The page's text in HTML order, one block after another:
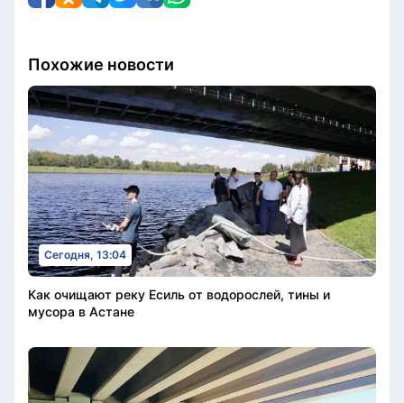
Похожие новости
Сегодня, 13:04
Как очищают реку Есиль от водорослей, тины и
мусора в Астане